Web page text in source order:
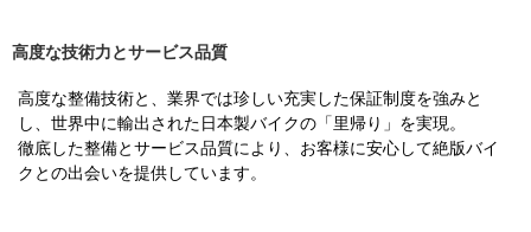
高度な技術力とサービス品質
高度な整備技術と、業界では珍しい充実した保証制度を強みと
し、世界中に輸出された日本製バイクの「里帰り」を実現。
徹底した整備とサービス品質により、お客様に安心して絶版バイ
クとの出会いを提供しています。